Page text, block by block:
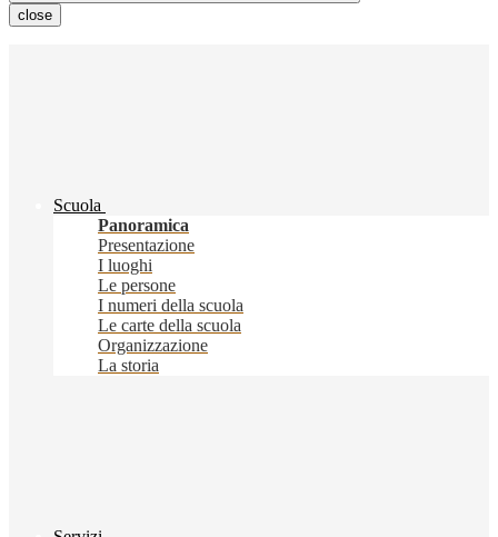
close
Scuola
Panoramica
Presentazione
I luoghi
Le persone
I numeri della scuola
Le carte della scuola
Organizzazione
La storia